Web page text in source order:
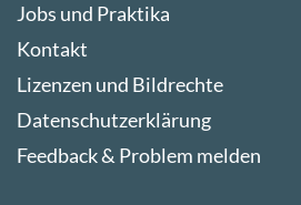
Jobs und Praktika
Kontakt
Lizenzen und Bildrechte
Datenschutzerklärung
Feedback & Problem melden